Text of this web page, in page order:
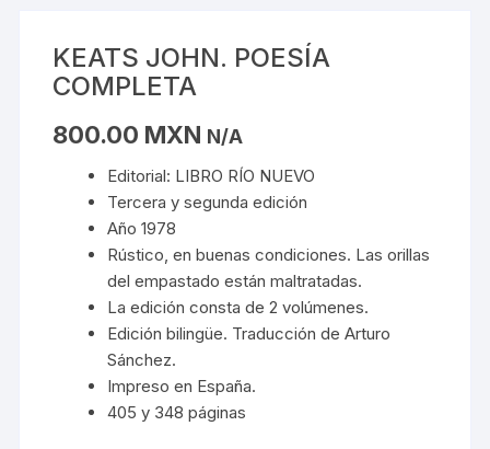
KEATS JOHN. POESÍA
COMPLETA
800.00 MXN N/A
Editorial: LIBRO RÍO NUEVO
Tercera y segunda edición
Año 1978
Rústico, en buenas condiciones. Las orillas
del empastado están maltratadas.
La edición consta de 2 volúmenes.
Edición bilingüe. Traducción de Arturo
Sánchez.
Impreso en España.
405 y 348 páginas